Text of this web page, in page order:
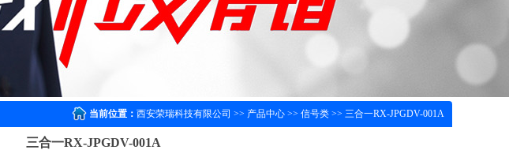
当前位置： 西安荣瑞科技有限公司 >> 产品中心 >> 信号类 >> 三合一RX-JPGDV-001A
三合一RX-JPGDV-001A